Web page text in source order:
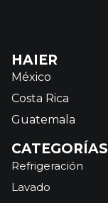
HAIER
México
Costa Rica
Guatemala
CATEGORÍAS
Refrigeración
Lavado